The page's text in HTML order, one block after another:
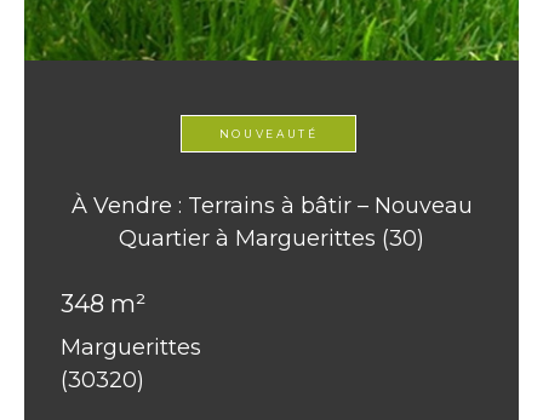
NOUVEAUTÉ
À Vendre : Terrains à bâtir – Nouveau
Quartier à Marguerittes (30)
348 m²
Marguerittes
(30320)